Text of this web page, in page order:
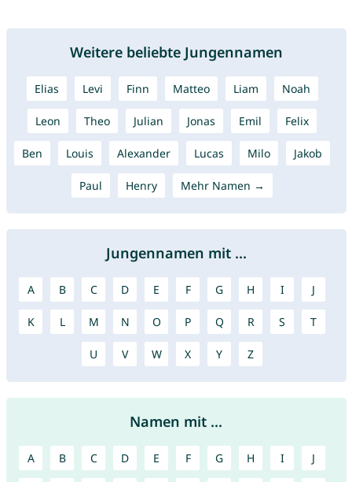
Weitere beliebte Jungennamen
Elias Levi Finn Matteo Liam Noah
Leon Theo Julian Jonas Emil Felix
Ben Louis Alexander Lucas Milo Jakob
Paul Henry Mehr Namen →
Jungennamen mit ...
A B C D E F G H I J
K L M N O P Q R S T
U V W X Y Z
Namen mit ...
A B C D E F G H I J